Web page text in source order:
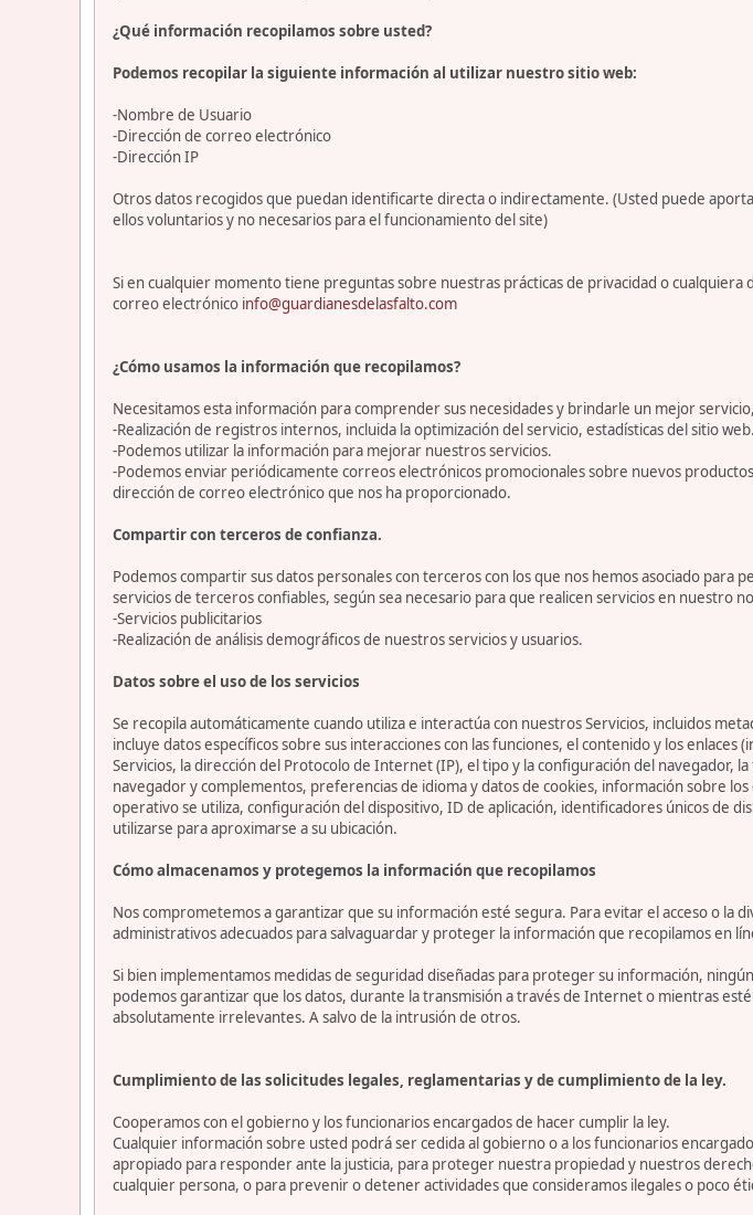
¿Qué información recopilamos sobre usted?
Podemos recopilar la siguiente información al utilizar nuestro sitio web:
-Nombre de Usuario
-Dirección de correo electrónico
-Dirección IP
Otros datos recogidos que puedan identificarte directa o indirectamente. (Usted puede
ellos voluntarios y no necesarios para el funcionamiento del site)
Si en cualquier momento tiene preguntas sobre nuestras prácticas de privacidad o
correo electrónico info@guardianesdelasfalto.com
¿Cómo usamos la información que recopilamos?
Necesitamos esta información para comprender sus necesidades y brindarle un mejor
-Realización de registros internos, incluida la optimización del servicio, estadísticas del sitio web.
-Podemos utilizar la información para mejorar nuestros servicios.
-Podemos enviar periódicamente correos electrónicos promocionales sobre nuevos
dirección de correo electrónico que nos ha proporcionado.
Compartir con terceros de confianza.
Podemos compartir sus datos personales con terceros con los que nos hemos asociado
servicios de terceros confiables, según sea necesario para que realicen servicios en nuestro
-Servicios publicitarios
-Realización de análisis demográficos de nuestros servicios y usuarios.
Datos sobre el uso de los servicios
Se recopila automáticamente cuando utiliza e interactúa con nuestros Servicios, incluidos
incluye datos específicos sobre sus interacciones con las funciones, el contenido y los
Servicios, la dirección del Protocolo de Internet (IP), el tipo y la configuración del navegador,
navegador y complementos, preferencias de idioma y datos de cookies, información sobre
operativo se utiliza, configuración del dispositivo, ID de aplicación, identificadores únicos de
utilizarse para aproximarse a su ubicación.
Cómo almacenamos y protegemos la información que recopilamos
Nos comprometemos a garantizar que su información esté segura. Para evitar el acceso o
administrativos adecuados para salvaguardar y proteger la información que recopilamos en
Si bien implementamos medidas de seguridad diseñadas para proteger su información,
podemos garantizar que los datos, durante la transmisión a través de Internet o mientras
absolutamente irrelevantes. A salvo de la intrusión de otros.
Cumplimiento de las solicitudes legales, reglamentarias y de cumplimiento de la ley.
Cooperamos con el gobierno y los funcionarios encargados de hacer cumplir la ley.
Cualquier información sobre usted podrá ser cedida al gobierno o a los funcionarios
apropiado para responder ante la justicia, para proteger nuestra propiedad y nuestros
cualquier persona, o para prevenir o detener actividades que consideramos ilegales o poco